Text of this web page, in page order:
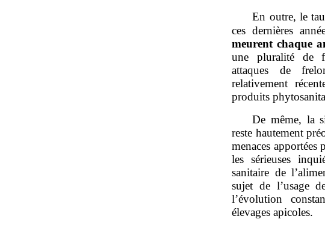
En outre, le
ces dernières
meurent chaque
une pluralité de
attaques de
relativement
produits
De même, la
reste hautement
menaces
les sérieuses
sanitaire de
sujet de l’usage
l’évolution
élevages apicoles.